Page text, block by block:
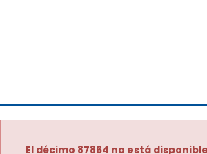
El décimo 87864 no está